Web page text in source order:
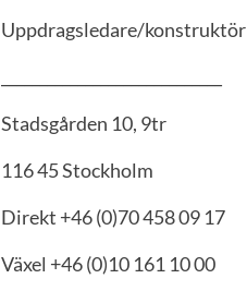
Uppdragsledare/konstruktör
Stadsgården 10, 9tr
116 45 Stockholm
Direkt +46 (0)70 458 09 17
Växel +46 (0)10 161 10 00